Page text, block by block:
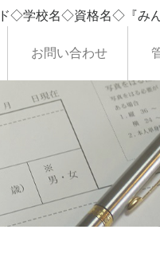
◇学校名◇資格名◇『み
お問い合わせ